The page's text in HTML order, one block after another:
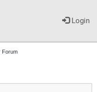
Login
Forum